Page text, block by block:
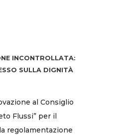
INCONTROLLATA:
SULLA DIGNITÀ
al Consiglio
Flussi” per il
regolamentazione